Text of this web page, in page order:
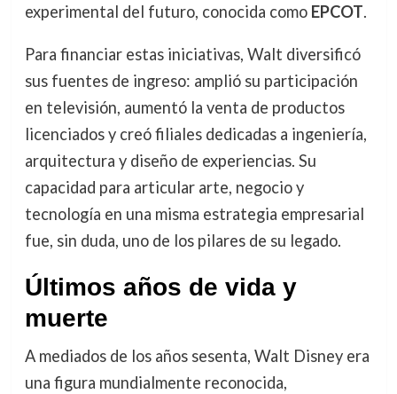
experimental del futuro, conocida como EPCOT.
Para financiar estas iniciativas, Walt diversificó
sus fuentes de ingreso: amplió su participación
en televisión, aumentó la venta de productos
licenciados y creó filiales dedicadas a ingeniería,
arquitectura y diseño de experiencias. Su
capacidad para articular arte, negocio y
tecnología en una misma estrategia empresarial
fue, sin duda, uno de los pilares de su legado.
Últimos años de vida y
muerte
A mediados de los años sesenta, Walt Disney era
una figura mundialmente reconocida,